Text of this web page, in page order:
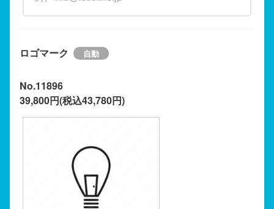
ロゴマーク
No.11896
39,800円(税込43,780円)